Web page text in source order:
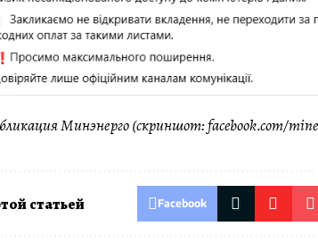
Минэнерго (скриншот: facebook.com/
статьей Facebook